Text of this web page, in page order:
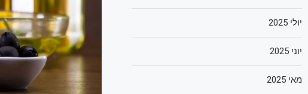
יולי 2025
יוני 2025
מאי 2025